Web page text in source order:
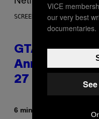
SCREENSHOT: ROCKSTAR
GTA 6
Announced
27
6 minutes ago
VICE
our very best
documentaries.